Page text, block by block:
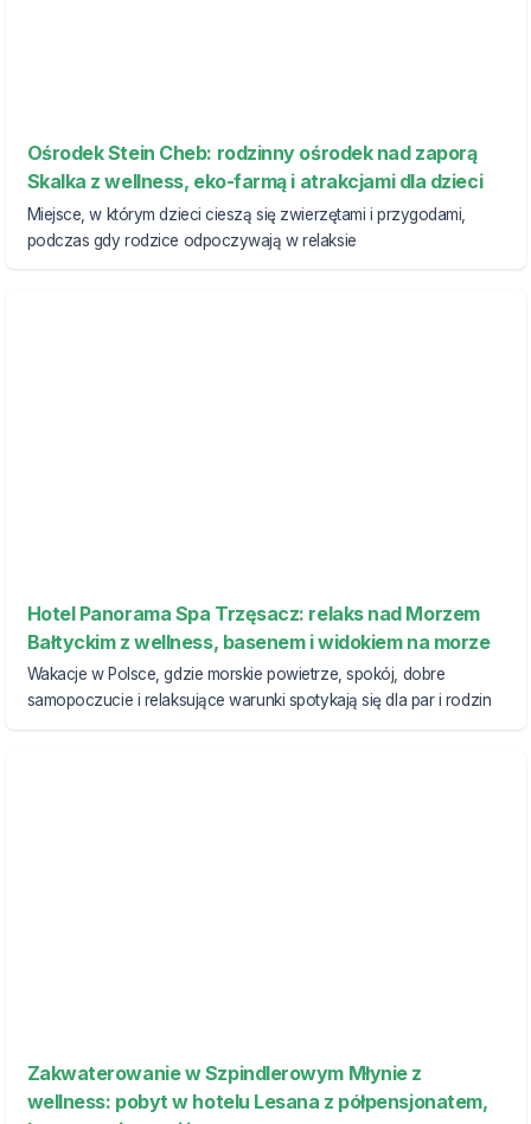
Ośrodek Stein Cheb: rodzinny ośrodek nad zaporą
Skalka z wellness, eko-farmą i atrakcjami dla dzieci
Miejsce, w którym dzieci cieszą się zwierzętami i przygodami,
podczas gdy rodzice odpoczywają w relaksie
Hotel Panorama Spa Trzęsacz: relaks nad Morzem
Bałtyckim z wellness, basenem i widokiem na morze
Wakacje w Polsce, gdzie morskie powietrze, spokój, dobre
samopoczucie i relaksujące warunki spotykają się dla par i rodzin
Zakwaterowanie w Szpindlerowym Młynie z
wellness: pobyt w hotelu Lesana z półpensjonatem,